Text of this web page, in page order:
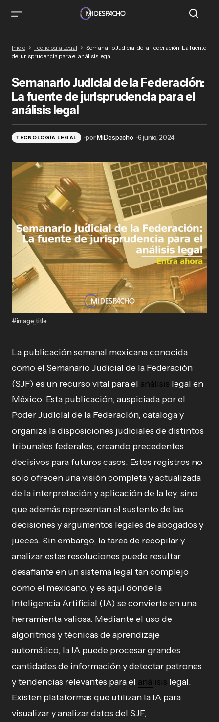
de jurisprudencia para el análisis legal
Inicio Tecnología Legal
Semanario Judicial de la Federación: La fuente
de jurisprudencia para el análisis legal
Semanario Judicial de la Federación:
La fuente de jurisprudencia para el
análisis legal
TECNOLOGÍA LEGAL porMiDespacho 6 junio, 2024
#image_title
La publicación semanal mexicana conocida
como el Semanario Judicial de la Federación
(SJF) es un recurso vital para el análisis legal en
México. Esta publicación, auspiciada por el
Poder Judicial de la Federación, cataloga y
organiza la disposiciones judiciales de distintos
tribunales federales, creando precedentes
decisivos para futuros casos. Estos registros no
solo ofrecen una visión completa y actualizada
de la interpretación y aplicación de la ley, sino
que además representan el sustento de las
decisiones y argumentos legales de abogados y
jueces. Sin embargo, la tarea de recopilar y
analizar estas resoluciones puede resultar
desafiante en un sistema legal tan complejo
como el mexicano, y es aquí donde la
Inteligencia Artificial (IA) se convierte en una
herramienta valiosa. Mediante el uso de
algoritmos y técnicas de aprendizaje
automático, la IA puede procesar grandes
cantidades de información y detectar patrones
y tendencias relevantes para el análisis legal.
Existen plataformas que utilizan la IA para
visualizar y analizar datos del SJF,